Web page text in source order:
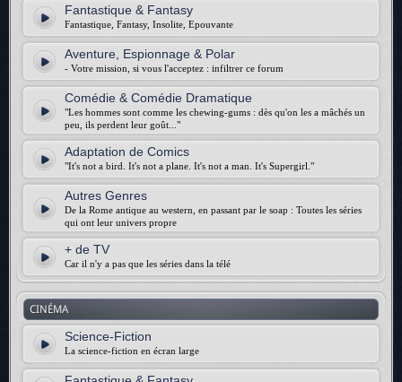
Fantastique & Fantasy
Fantastique, Fantasy, Insolite, Epouvante
Aventure, Espionnage & Polar
- Votre mission, si vous l'acceptez : infiltrer ce forum
Comédie & Comédie Dramatique
"Les hommes sont comme les chewing-gums : dès qu'on les a mâchés un
peu, ils perdent leur goût..."
Adaptation de Comics
"It's not a bird. It's not a plane. It's not a man. It's Supergirl."
Autres Genres
De la Rome antique au western, en passant par le soap : Toutes les séries
qui ont leur univers propre
+ de TV
Car il n'y a pas que les séries dans la télé
CINÉMA
Science-Fiction
La science-fiction en écran large